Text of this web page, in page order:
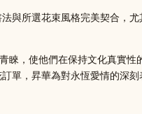
與所選花束風格完美契合，尤
睞，使他們在保持文化真實性
單，昇華為對永恆愛情的深